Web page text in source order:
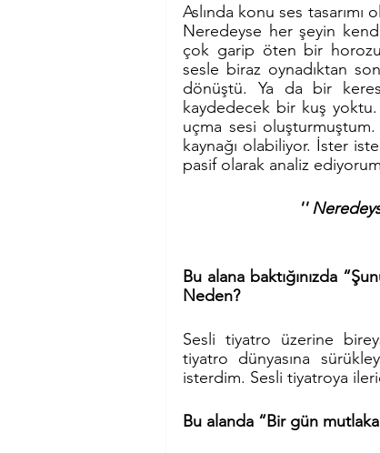
Aslında konu ses
Neredeyse her şeyin
çok garip öten bir
sesle biraz oynadıktan
dönüştü. Ya da bir
kaydedecek bir kuş
uçma sesi
kaynağı olabiliyor. İster
pasif olarak analiz
''
Bu alana baktığınızda
Neden?
Sesli tiyatro üzerine
tiyatro dünyasına
isterdim. Sesli tiyatroya
Bu alanda “Bir gün mutlaka